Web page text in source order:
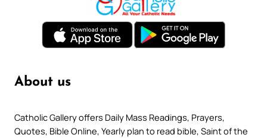
About us
Catholic Gallery offers Daily Mass Readings, Prayers,
Quotes, Bible Online, Yearly plan to read bible, Saint of the